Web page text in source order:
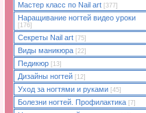
Мастер класс по Nail art
[377]
Наращивание ногтей видео уроки
[176]
Секреты Nail art [75]
Виды маникюра [22]
Педикюр [13]
Дизайны ногтей [12]
Уход за ногтями и руками [45]
Болезни ногтей. Профилактика [7]